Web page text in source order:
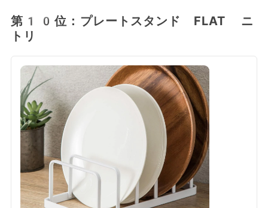
第10位：プレートスタンド FLAT ニ
トリ